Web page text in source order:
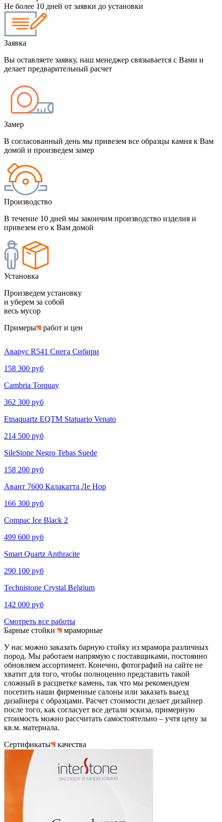
Не более 10 дней от заявки до установки
Заявка
Вы оставляете заявку, наш менеджер связывается с Вами и
делает предварительный расчет
Замер
В согласованный день мы привезем все образцы камня к Вам
домой и произведем замер
Производство
В течение 10 дней мы закончим производство изделия и
привезем его к Вам домой
Установка
Произведем установку
и уберем за собой
весь мусор
Примеры
работ и цен
Аварус R541 Снега Сибири
158 300 руб
Cambria Torquay
362 300 руб
Etnaquartz EQTM Statuario Venato
214 500 руб
SileStone Negro Tebas Suede
158 200 руб
Авант 7600 Калакатта Ле Нор
166 300 руб
Compac Ice Black 2
499 600 руб
Smart Quartz Anthracite
290 100 руб
Technistone Crystal Belgium
142 000 руб
Смотреть все работы
Барные стойки
мраморные
У нас можно заказать барную стойку из мрамора различных
пород. Мы работаем напрямую с поставщиками, постоянно
обновляем ассортимент. Конечно, фотографий на сайте не
хватит для того, чтобы полноценно представить такой
сложный в расцветке камень, так что мы рекомендуем
посетить наши фирменные салоны или заказать выезд
дизайнера с образцами. Расчет стоимости делает дизайнер
после того, как согласует все детали эскиза, примерную
стоимость можно рассчитать самостоятельно – учтя цену за
кв.м. материала.
Сертификаты
качества